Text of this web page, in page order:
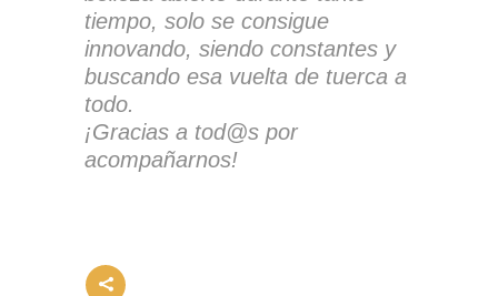
tiempo, solo se consigue
innovando, siendo constantes y
buscando esa vuelta de tuerca a
todo.
¡Gracias a tod@s por
acompañarnos!